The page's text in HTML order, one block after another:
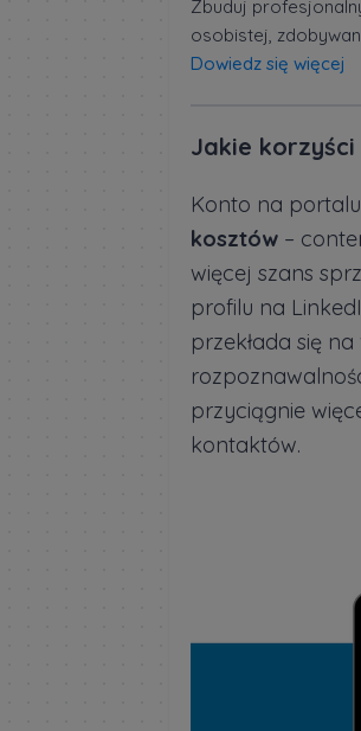
Zbuduj
osobistej,
Dowiedz się więcej
Jakie
Konto na
kosztów–
więcej szans
profilu na
przekłada się
przyciągnie
kontaktów.